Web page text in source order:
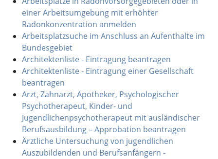
einer Arbeitsumgebung mit erhöhter
Radonkonzentration anmelden
Arbeitsplatzsuche im Anschluss an Aufenthalte im
Bundesgebiet
Architektenliste - Eintragung beantragen
Architektenliste - Eintragung einer Gesellschaft
beantragen
Arzt, Zahnarzt, Apotheker, Psychologischer
Psychotherapeut, Kinder- und
Jugendlichenpsychotherapeut mit ausländischer
Berufsausbildung – Approbation beantragen
Ärztliche Untersuchung von jugendlichen
Auszubildenden und Berufsanfängern -